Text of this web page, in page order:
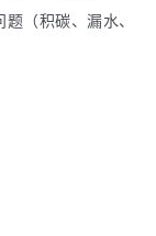
（积碳、漏水、